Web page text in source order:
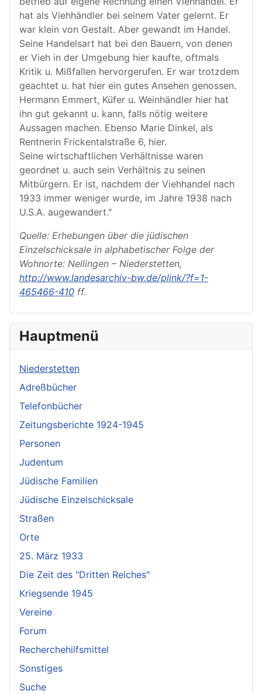
hat als Viehhändler bei seinem Vater gelernt. Er
war klein von Gestalt. Aber gewandt im Handel.
Seine Handelsart hat bei den Bauern, von denen
er Vieh in der Umgebung hier kaufte, oftmals
Kritik u. Mißfallen hervorgerufen. Er war trotzdem
geachtet u. hat hier ein gutes Ansehen genossen.
Hermann Emmert, Küfer u. Weinhändler hier hat
ihn gut gekannt u. kann, falls nötig weitere
Aussagen machen. Ebenso Marie Dinkel, als
Rentnerin Frickentalstraße 6, hier.
Seine wirtschaftlichen Verhältnisse waren
geordnet u. auch sein Verhältnis zu seinen
Mitbürgern. Er ist, nachdem der Viehhandel nach
1933 immer weniger wurde, im Jahre 1938 nach
U.S.A. augewandert."
Quelle: Erhebungen über die jüdischen
Einzelschicksale in alphabetischer Folge der
Wohnorte: Nellingen – Niederstetten,
http://www.landesarchiv-bw.de/plink/?f=1-
465466-410 ff.
Hauptmenü
Niederstetten
Adreßbücher
Telefonbücher
Zeitungsberichte 1924-1945
Personen
Judentum
Jüdische Familien
Jüdische Einzelschicksale
Straßen
Orte
25. März 1933
Die Zeit des "Dritten Reiches"
Kriegsende 1945
Vereine
Forum
Recherchehilfsmittel
Sonstiges
Suche